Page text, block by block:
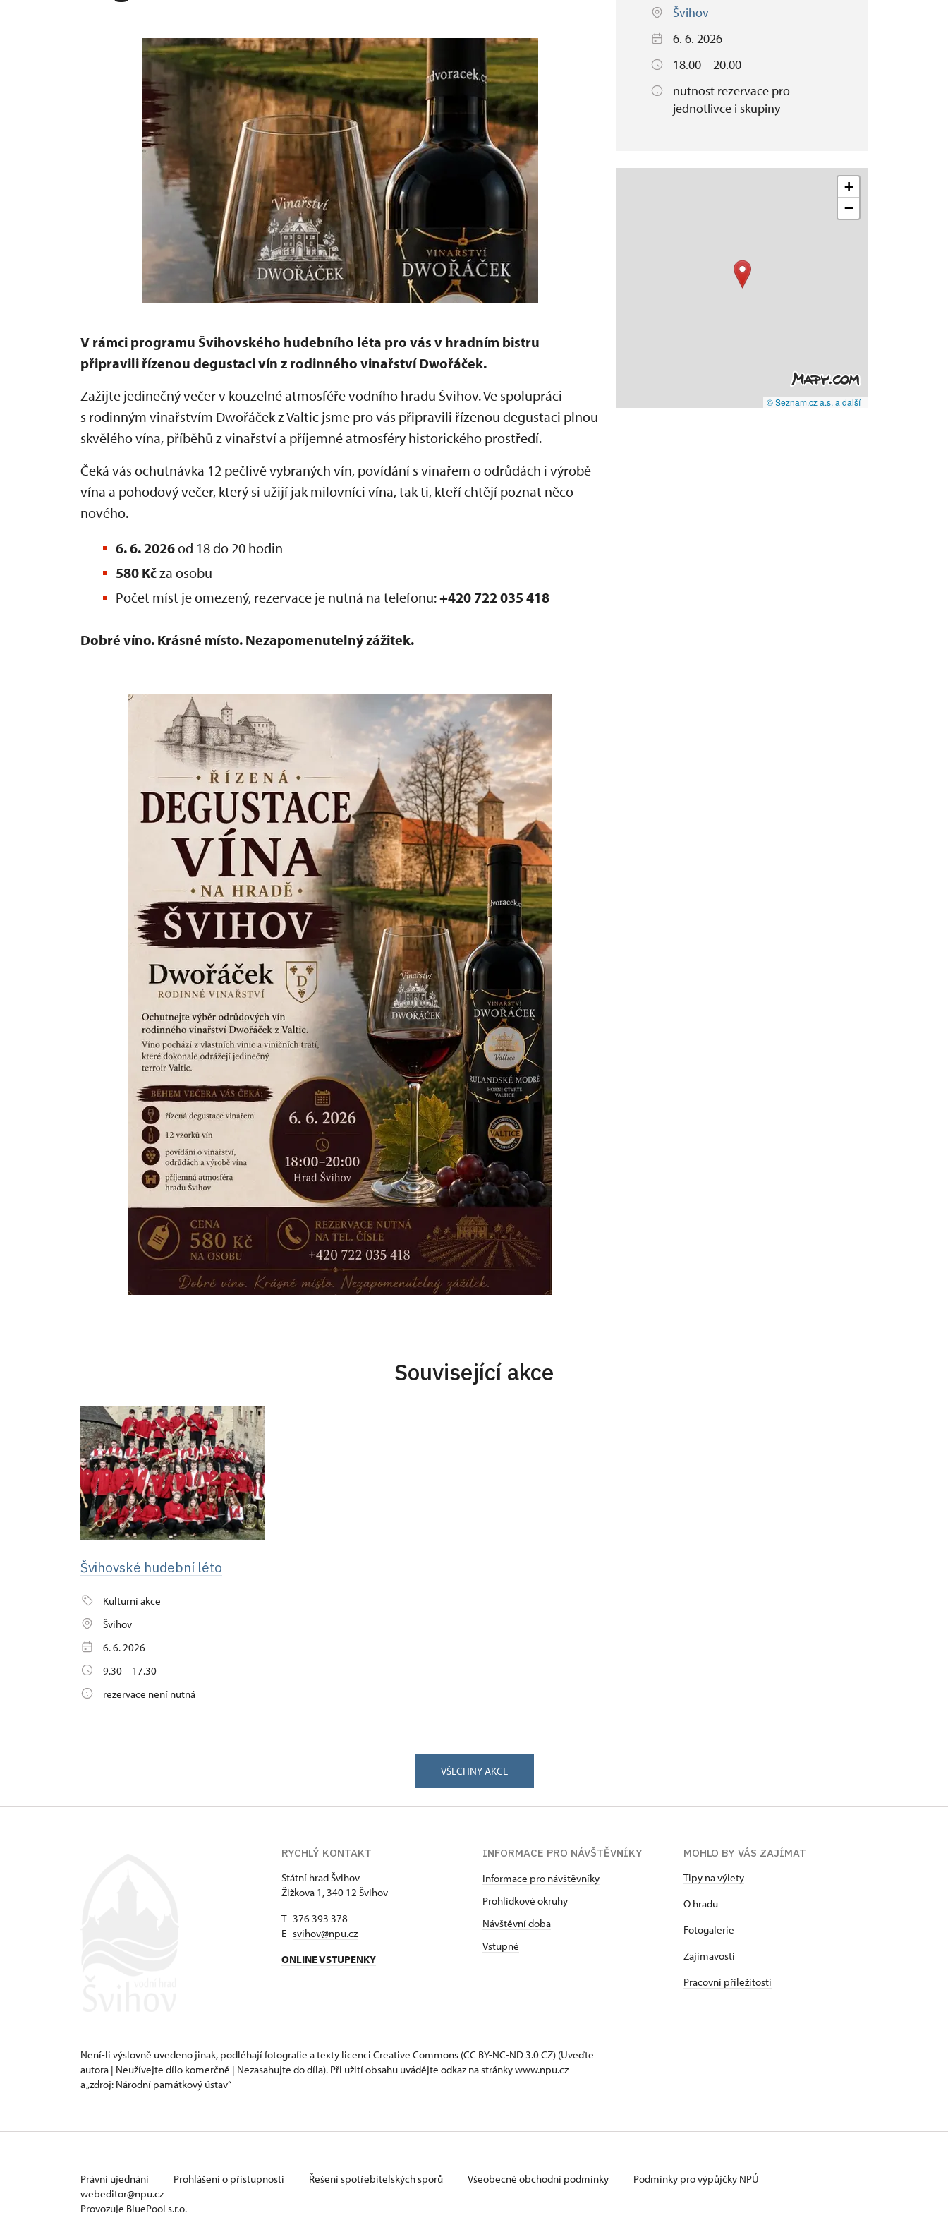
V rámci programu Švihovského hudebního léta pro vás v hradním bistru
připravili řízenou degustaci vín z rodinného vinařství Dwořáček.
Zažijte jedinečný večer v kouzelné atmosféře vodního hradu Švihov. Ve spolupráci
s rodinným vinařstvím Dwořáček z Valtic jsme pro vás připravili řízenou degustaci plnou
skvělého vína, příběhů z vinařství a příjemné atmosféry historického prostředí.
Čeká vás ochutnávka 12 pečlivě vybraných vín, povídání s vinařem o odrůdách i výrobě
vína a pohodový večer, který si užijí jak milovníci vína, tak ti, kteří chtějí poznat něco
nového.
6. 6. 2026od 18 do 20 hodin
580 Kčza osobu
Počet míst je omezený, rezervace je nutná na telefonu:+420 722 035 418
Dobré víno. Krásné místo. Nezapomenutelný zážitek.
Švihov
6. 6. 2026
18.00 – 20.00
nutnost rezervace pro
jednotlivce i skupiny
+
−
© Seznam.cz a.s. a další
Související akce
Švihovské hudební léto
Kulturní akce
Švihov
6. 6. 2026
9.30 – 17.30
rezervace není nutná
VŠECHNY AKCE
RYCHLÝ KONTAKT
Státní hrad Švihov
Žižkova 1, 340 12 Švihov
T 376 393 378
E svihov@npu.cz
ONLINE VSTUPENKY
INFORMACE PRO NÁVŠTĚVNÍKY
Informace pro návštěvníky
Prohlídkové okruhy
Návštěvní doba
Vstupné
MOHLO BY VÁS ZAJÍMAT
Tipy na výlety
O hradu
Fotogalerie
Zajímavosti
Pracovní příležitosti
Není-li výslovně uvedeno jinak, podléhají fotografie a texty licenci Creative Commons (CC BY-NC-ND 3.0 CZ) (Uveďte
autora | Neužívejte dílo komerčně | Nezasahujte do díla). Při užití obsahu uvádějte odkaz na stránky www.npu.cz
a „zdroj: Národní památkový ústav“
Právní ujednání Prohlášení o přístupnosti Řešení spotřebitelských sporů Všeobecné obchodní podmínky
Podmínky pro výpůjčky NPÚ
webeditor@npu.cz
Provozuje BluePool s.r.o.